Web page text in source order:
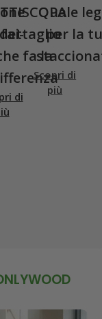
fa la
di
Quale
per la
Scopri di
più